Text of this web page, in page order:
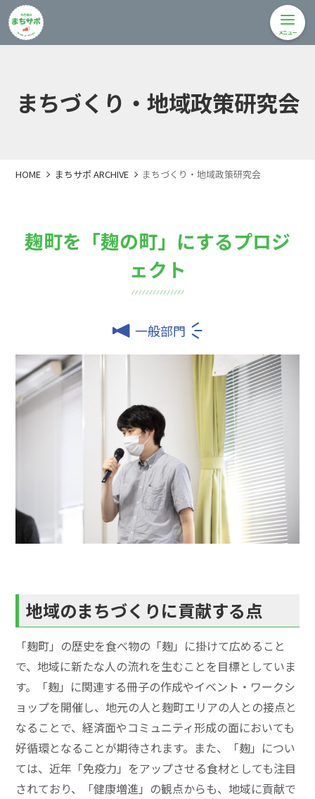
メニュー
まちづくり・地域政策研究会
HOME まちサポ ARCHIVE まちづくり・地域政策研究会
麹町を「麹の町」にするプロジ
ェクト
一般部門
地域のまちづくりに貢献する点
「麹町」の歴史を食べ物の「麹」に掛けて広めること
で、地域に新たな人の流れを生むことを目標としていま
す。「麹」に関連する冊子の作成やイベント・ワークシ
ョップを開催し、地元の人と麹町エリアの人との接点と
なることで、経済面やコミュニティ形成の面においても
好循環となることが期待されます。また、「麹」につい
ては、近年「免疫力」をアップさせる食材としても注目
されており、「健康増進」の観点からも、地域に貢献で